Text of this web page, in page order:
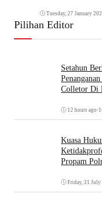
Tuesday, 27 January
Pilihan Editor
Setahun
Colletor Di
12 hours ago •
Kuasa
Propam
Friday, 31 July